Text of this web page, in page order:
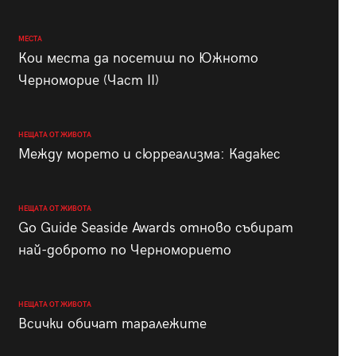
МЕСТА
Кои места да посетиш по Южното
Черноморие (Част II)
НЕЩАТА ОТ ЖИВОТА
Между морето и сюрреализма: Кадакес
НЕЩАТА ОТ ЖИВОТА
Go Guide Seaside Awards отново събират
най-доброто по Черноморието
НЕЩАТА ОТ ЖИВОТА
Всички обичат таралежите